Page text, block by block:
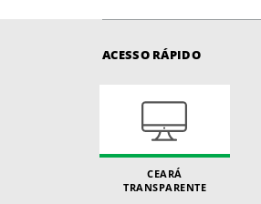
ACESSO RÁPIDO
CEARÁ
TRANSPARENTE